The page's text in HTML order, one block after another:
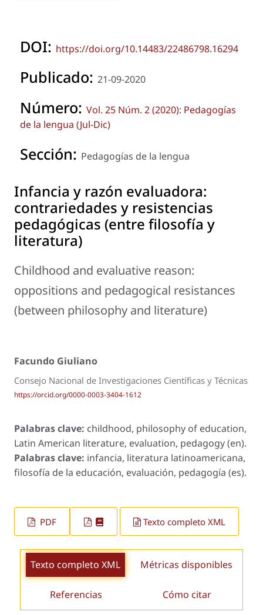
DOI: https://doi.org/10.14483/22486798.16294
Publicado: 21-09-2020
Número: Vol. 25 Núm. 2 (2020): Pedagogías
de la lengua (Jul-Dic)
Sección: Pedagogías de la lengua
Infancia y razón evaluadora:
contrariedades y resistencias
pedagógicas (entre filosofía y
literatura)
Childhood and evaluative reason:
oppositions and pedagogical resistances
(between philosophy and literature)
Facundo Giuliano
Consejo Nacional de Investigaciones Científicas y Técnicas
https://orcid.org/0000-0003-3404-1612
Palabras clave: childhood, philosophy of education,
Latin American literature, evaluation, pedagogy (en).
Palabras clave: infancia, literatura latinoamericana,
filosofía de la educación, evaluación, pedagogía (es).
PDF Texto completo XML
Texto completo XML Métricas disponibles
Referencias Cómo citar